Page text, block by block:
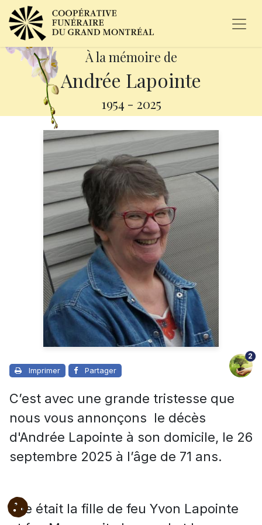
À la mémoire de
Andrée Lapointe
1954 - 2025
Imprimer Partager
2
C’est avec une grande tristesse que
nous vous annonçons le décès
d'Andrée Lapointe à son domicile, le 26
septembre 2025 à l’âge de 71 ans.
Elle était la fille de feu Yvon Lapointe